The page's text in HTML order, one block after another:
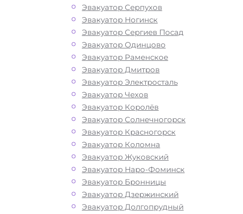
Эвакуатор Серпухов
Эвакуатор Ногинск
Эвакуатор Сергиев Посад
Эвакуатор Одинцово
Эвакуатор Раменское
Эвакуатор Дмитров
Эвакуатор Электросталь
Эвакуатор Чехов
Эвакуатор Королёв
Эвакуатор Солнечногорск
Эвакуатор Красногорск
Эвакуатор Коломна
Эвакуатор Жуковский
Эвакуатор Наро-Фоминск
Эвакуатор Бронницы
Эвакуатор Дзержинский
Эвакуатор Долгопрудный